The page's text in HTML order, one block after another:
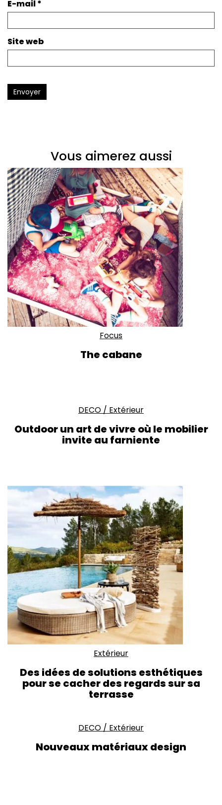
E-mail*
Site web
Envoyer
Vous aimerez aussi
Focus
The cabane
DECO / Extérieur
Outdoor un art de vivre où le mobilier
invite au farniente
Extérieur
Des idées de solutions esthétiques
pour se cacher des regards sur sa
terrasse
DECO / Extérieur
Nouveaux matériaux design